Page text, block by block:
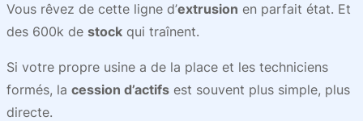
Vous rêvez de cette ligne d’extrusion en parfait état. Et
des 600k de stock qui traînent.
Si votre propre usine a de la place et les techniciens
formés, la cession d’actifs est souvent plus simple, plus
directe.